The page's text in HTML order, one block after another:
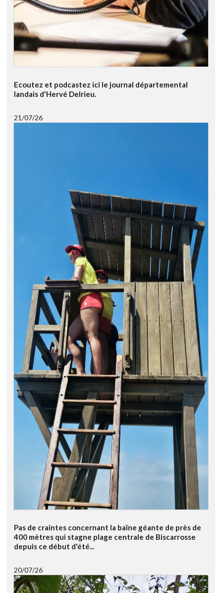
Ecoutez et podcastez ici le journal départemental
landais d'Hervé Delrieu.
21/07/26
Pas de craintes concernant la baïne géante de près de
400 mètres qui stagne plage centrale de Biscarrosse
depuis ce début d'été...
20/07/26